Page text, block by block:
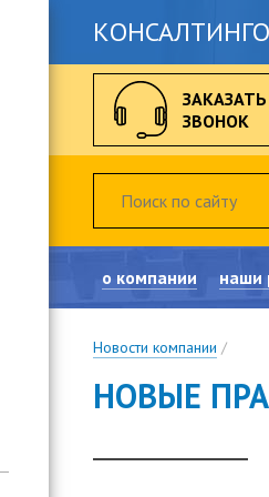
ЗАКАЗАТЬ
ЗВОНОК
о компании наши
Новости компании /
НОВЫЕ